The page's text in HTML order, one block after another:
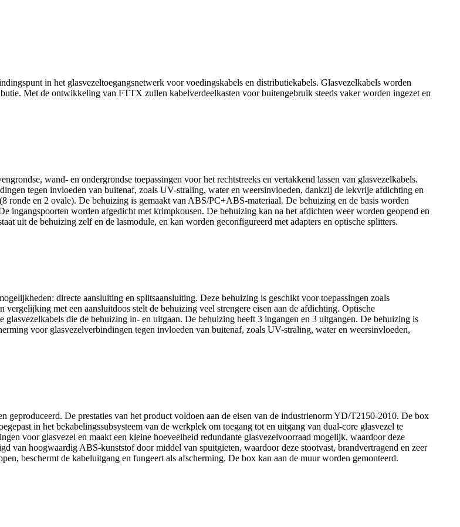
in het glasvezeltoegangsnetwerk voor voedingskabels en distributiekabels. Glasvezelkabels worden
Met de ontwikkeling van FTTX zullen kabelverdeelkasten voor buitengebruik steeds vaker worden ingezet en
wand- en ondergrondse toepassingen voor het rechtstreeks en vertakkend lassen van glasvezelkabels.
tegen invloeden van buitenaf, zoals UV-straling, water en weersinvloeden, dankzij de lekvrije afdichting en
ronde en 2 ovale). De behuizing is gemaakt van ABS/PC+ABS-materiaal. De behuizing en de basis worden
ingangspoorten worden afgedicht met krimpkousen. De behuizing kan na het afdichten weer worden geopend en
uit de behuizing zelf en de lasmodule, en kan worden geconfigureerd met adapters en optische splitters.
directe aansluiting en splitsaansluiting. Deze behuizing is geschikt voor toepassingen zoals
met een aansluitdoos stelt de behuizing veel strengere eisen aan de afdichting. Optische
die de behuizing in- en uitgaan. De behuizing heeft 3 ingangen en 3 uitgangen. De behuizing is
voor glasvezelverbindingen tegen invloeden van buitenaf, zoals UV-straling, water en weersinvloeden,
De prestaties van het product voldoen aan de eisen van de industrienorm YD/T2150-2010. De box
in het bekabelingssubsysteem van de werkplek om toegang tot en uitgang van dual-core glasvezel te
voor glasvezel en maakt een kleine hoeveelheid redundante glasvezelvoorraad mogelijk, waardoor deze
van hoogwaardig ABS-kunststof door middel van spuitgieten, waardoor deze stootvast, brandvertragend en zeer
beschermt de kabeluitgang en fungeert als afscherming. De box kan aan de muur worden gemonteerd.